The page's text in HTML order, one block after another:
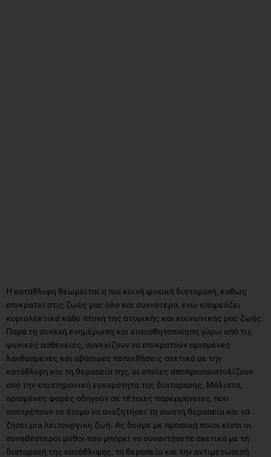
Η κατάθλιψη θεωρείται η πιο κοινή ψυχική διαταραχή, καθώς
επικρατεί στις ζωές μας όλο και συχνότερα, ενώ επηρεάζει
κυριολεκτικά κάθε πτυχή της ατομικής και κοινωνικής μας ζωής.
Παρά τη συνεχή ενημέρωση και ευαισθητοποίηση γύρω από τις
ψυχικές ασθένειες, συνεχίζουν να επικρατούν ορισμένες
λανθασμένες και αβάσιμες πεποιθήσεις σχετικά με την
κατάθλιψη και τη θεραπεία της, οι οποίες αποπροσανατολίζουν
από την επιστημονική εγκυρότητα της διαταραχής. Μάλιστα,
ορισμένες φορές οδηγούν σε τέτοιες παρερμηνείες, που
αποτρέπουν το άτομο να αναζητήσει τη σωστή θεραπεία και να
ζήσει μια λειτουργική ζωή. Ας δούμε με προσοχή ποιοι είναι οι
συνηθέστεροι μύθοι που μπορεί να συναντήσετε σχετικά με τη
διαταραχή της κατάθλιψης, τη θεραπεία και την αντιμετώπισή